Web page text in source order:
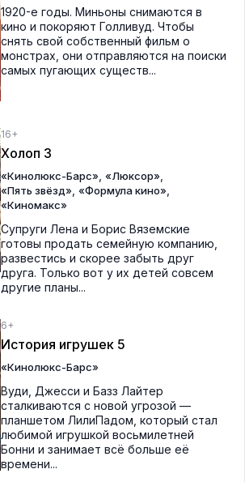
1920-е годы. Миньоны снимаются в
кино и покоряют Голливуд. Чтобы
снять свой собственный фильм о
монстрах, они отправляются на поиски
самых пугающих существ...
16+
Холоп 3
«Кинолюкс-Барс» «Люксор»
«Пять звёзд» «Формула кино»
«Киномакс»
Супруги Лена и Борис Вяземские
готовы продать семейную компанию,
развестись и скорее забыть друг
друга. Только вот у их детей совсем
другие планы...
6+
История игрушек 5
«Кинолюкс-Барс»
Вуди, Джесси и Базз Лайтер
сталкиваются с новой угрозой —
планшетом ЛилиПадом, который стал
любимой игрушкой восьмилетней
Бонни и занимает всё больше её
времени...